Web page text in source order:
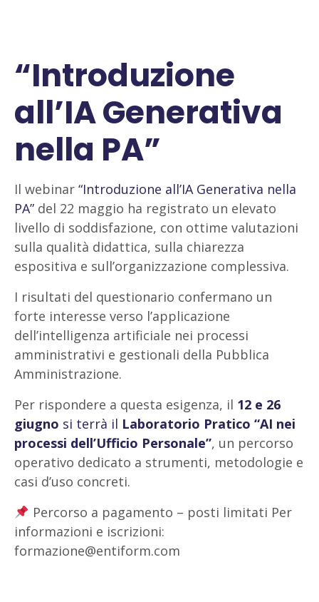
“Introduzione
all’IA Generativa
nella PA”
Il webinar “Introduzione all’IA Generativa nella
PA” del 22 maggio ha registrato un elevato
livello di soddisfazione, con ottime valutazioni
sulla qualità didattica, sulla chiarezza
espositiva e sull’organizzazione complessiva.
I risultati del questionario confermano un
forte interesse verso l’applicazione
dell’intelligenza artificiale nei processi
amministrativi e gestionali della Pubblica
Amministrazione.
Per rispondere a questa esigenza, il 12 e 26
giugno si terrà il Laboratorio Pratico “AI nei
processi dell’Ufficio Personale”, un percorso
operativo dedicato a strumenti, metodologie e
casi d’uso concreti.
Percorso a pagamento – posti limitati Per
informazioni e iscrizioni:
formazione@entiform.com